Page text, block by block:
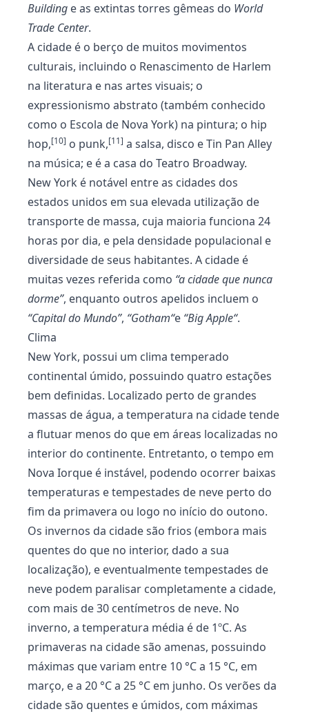
Building e as extintas torres gêmeas do World
Trade Center.
A cidade é o berço de muitos movimentos
culturais, incluindo o Renascimento de Harlem
na literatura e nas artes visuais; o
expressionismo abstrato (também conhecido
como o Escola de Nova York) na pintura; o hip
hop,[10] o punk,[11] a salsa, disco e Tin Pan Alley
na música; e é a casa do Teatro Broadway.
New York é notável entre as cidades dos
estados unidos em sua elevada utilização de
transporte de massa, cuja maioria funciona 24
horas por dia, e pela densidade populacional e
diversidade de seus habitantes. A cidade é
muitas vezes referida como “a cidade que nunca
dorme”, enquanto outros apelidos incluem o
“Capital do Mundo”, “Gotham“e “Big Apple“.
Clima
New York, possui um clima temperado
continental úmido, possuindo quatro estações
bem definidas. Localizado perto de grandes
massas de água, a temperatura na cidade tende
a flutuar menos do que em áreas localizadas no
interior do continente. Entretanto, o tempo em
Nova Iorque é instável, podendo ocorrer baixas
temperaturas e tempestades de neve perto do
fim da primavera ou logo no início do outono.
Os invernos da cidade são frios (embora mais
quentes do que no interior, dado a sua
localização), e eventualmente tempestades de
neve podem paralisar completamente a cidade,
com mais de 30 centímetros de neve. No
inverno, a temperatura média é de 1ºC. As
primaveras na cidade são amenas, possuindo
máximas que variam entre 10 °C a 15 °C, em
março, e a 20 °C a 25 °C em junho. Os verões da
cidade são quentes e úmidos, com máximas